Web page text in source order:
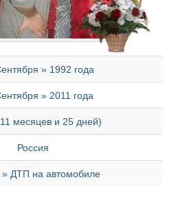
» 1992 года
» 2011 года
месяцев и 25 дней)
Россия
» ДТП на автомобиле